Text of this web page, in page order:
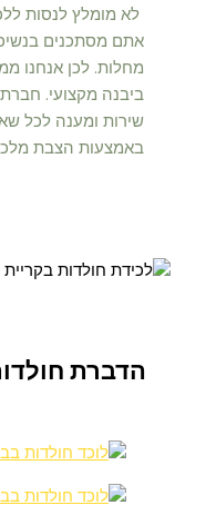
לא מומלץ לנסות
אתם מסתכנים
מחלות. לכן אנחנו
ביבנה מקצועי.
שירות ומענה לכל
באמצעות הצבת
הדברת